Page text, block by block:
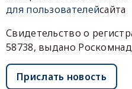
для пользователейсайта
Свидетельство о
58738, выдано
Прислать новость